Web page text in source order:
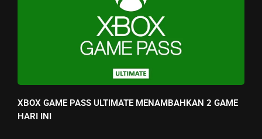
XBOX GAME PASS ULTIMATE MENAMBAHKAN 2 GAME
HARI INI